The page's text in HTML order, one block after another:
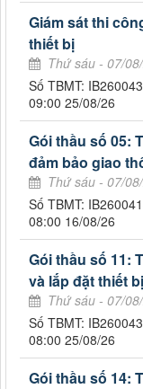
Giám sát thi
thiết bị
Thứ sáu - 07/
Số TBMT:
09:00 25/08/26
Gói thầu số 05:
đảm bảo giao
Thứ sáu - 07/
Số TBMT:
08:00 16/08/26
Gói thầu số 11:
và lắp đặt thiết bị
Thứ sáu - 07/
Số TBMT:
08:00 25/08/26
Gói thầu số 14: